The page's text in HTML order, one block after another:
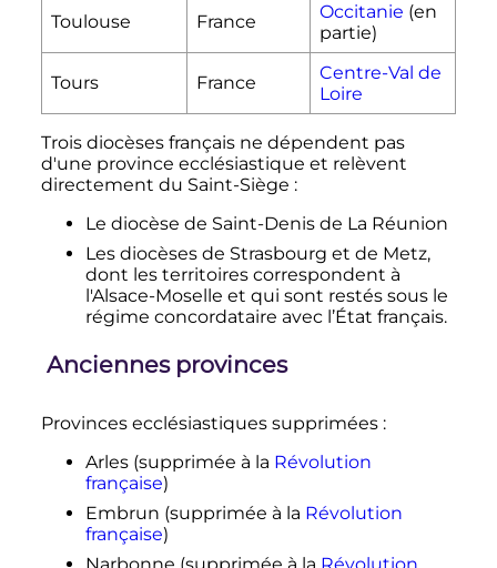
Toulouse France Occitanie (en
partie)
Tours France
Centre-Val de
Loire
Trois diocèses français ne dépendent pas
d'une province ecclésiastique et relèvent
directement du Saint-Siège :
Le diocèse de Saint-Denis de La Réunion
Les diocèses de Strasbourg et de Metz,
dont les territoires correspondent à
l'Alsace-Moselle et qui sont restés sous le
régime concordataire avec l’État français.
Anciennes provinces
Provinces ecclésiastiques supprimées :
Arles (supprimée à la Révolution
française)
Embrun (supprimée à la Révolution
française)